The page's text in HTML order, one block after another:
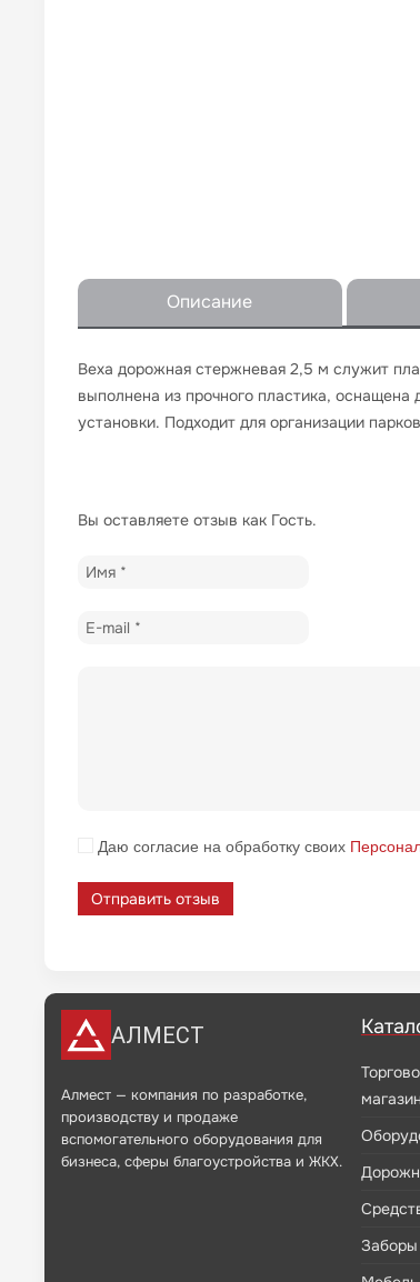
Описание
Веха дорожная стержневая 2,5 м служит
выполнена из прочного пластика,
установки. Подходит для организации
Вы оставляете отзыв как Гость.
Даю согласие на обработку своих
Отправить отзыв
АЛМЕСТ
Алмест — компания по разработке,
производству и продаже
вспомогательного оборудования для
бизнеса, сферы благоустройства и ЖКХ.
Заборы